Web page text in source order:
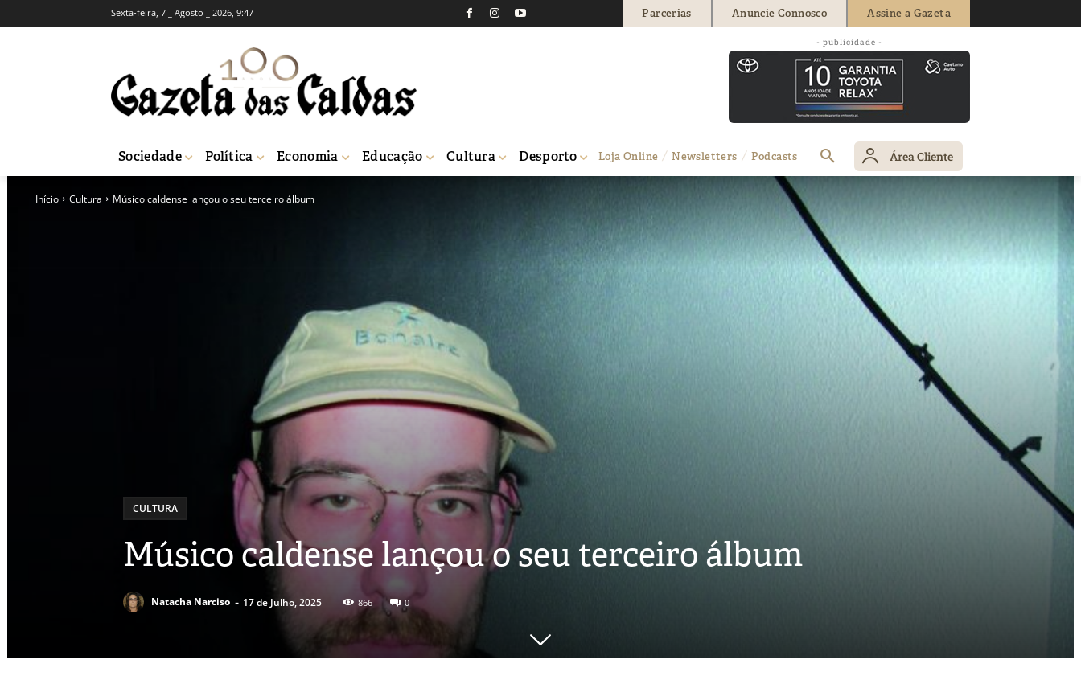
Sexta-feira, 7 _ Agosto _ 2026, 9:47 Parcerias Anuncie Connosco Assine a Gazeta
- publicidade -
Sociedade Política Economia Educação Cultura Desporto Loja Online Newsletters Podcasts Área Cliente
Início Cultura Músico caldense lançou o seu terceiro álbum
CULTURA
Músico caldense lançou o seu terceiro álbum
Natacha Narciso - 17 de Julho, 2025 866 0